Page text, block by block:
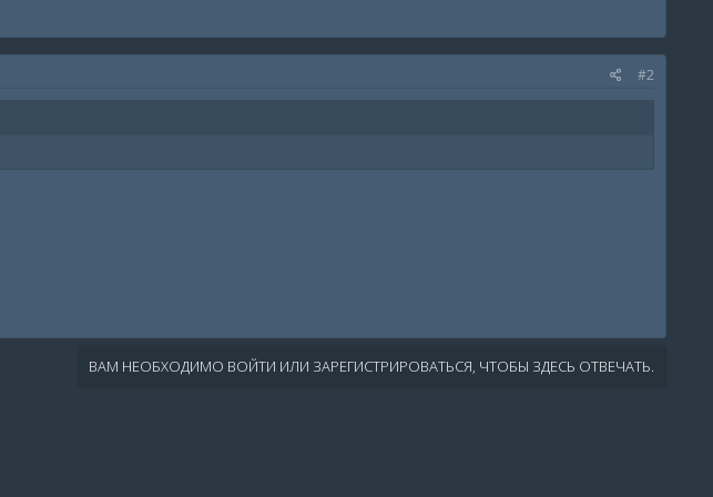
#2
ВАМ НЕОБХОДИМО ВОЙТИ ИЛИ ЗАРЕГИСТРИРОВАТЬСЯ, ЧТОБЫ ЗДЕСЬ ОТВЕЧАТЬ.